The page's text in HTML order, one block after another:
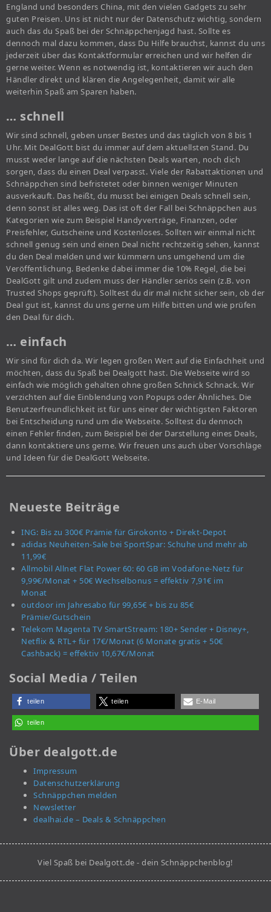
England und besonders China, mit den vielen Gadgets zu sehr
guten Preisen. Uns ist nicht nur der Datenschutz wichtig, sondern
auch das du Spaß bei der Schnäppchenjagd hast. Sollte es
dennoch mal dazu kommen, dass Du Hilfe brauchst, kannst du uns
jederzeit über das Kontaktformular erreichen und wir helfen dir
gerne weiter. Wenn es notwendig ist, kontaktieren wir auch den
Händler direkt und klären die Angelegenheit, damit wir alle
weiterhin Spaß am Sparen haben.
… schnell
Wir sind schnell, geben unser Bestes und das täglich von 8 bis 1
Uhr. Mit DealGott bist du immer auf dem aktuellsten Stand. Du
musst weder lange auf die nächsten Deals warten, noch dich
sorgen, dass du einen Deal verpasst. Viele der Rabattaktionen und
Schnäppchen sind befristetet oder binnen weniger Minuten
ausverkauft. Das heißt, du musst bei einigen Deals schnell sein,
denn sonst ist alles weg. Das ist oft der Fall bei Schnäppchen aus
Kategorien wie zum Beispiel Handyverträge, Finanzen, oder
Preisfehler, Gutscheine und Kostenloses. Sollten wir einmal nicht
schnell genug sein und einen Deal nicht rechtzeitig sehen, kannst
du den Deal melden und wir kümmern uns umgehend um die
Veröffentlichung. Bedenke dabei immer die 10% Regel, die bei
DealGott gilt und zudem muss der Händler seriös sein (z.B. von
Trusted Shops geprüft). Solltest du dir mal nicht sicher sein, ob der
Deal gut ist, kannst du uns gerne um Hilfe bitten und wie prüfen
den Deal für dich.
… einfach
Wir sind für dich da. Wir legen großen Wert auf die Einfachheit und
möchten, dass du Spaß bei Dealgott hast. Die Webseite wird so
einfach wie möglich gehalten ohne großen Schnick Schnack. Wir
verzichten auf die Einblendung von Popups oder Ähnliches. Die
Benutzerfreundlichkeit ist für uns einer der wichtigsten Faktoren
bei Entscheidung rund um die Webseite. Solltest du dennoch
einen Fehler finden, zum Beispiel bei der Darstellung eines Deals,
dann kontaktiere uns gerne. Wir freuen uns auch über Vorschläge
und Ideen für die DealGott Webseite.
Neueste Beiträge
ING: Bis zu 300€ Prämie für Girokonto + Direkt-Depot
adidas Neuheiten-Sale bei SportSpar: Schuhe und mehr ab
11,99€
Allmobil Allnet Flat Power 60: 60 GB im Vodafone-Netz für
9,99€/Monat + 50€ Wechselbonus = effektiv 7,91€ im
Monat
outdoor im Jahresabo für 99,65€ + bis zu 85€
Prämie/Gutschein
Telekom Magenta TV SmartStream: 180+ Sender + Disney+,
Netflix & RTL+ für 17€/Monat (6 Monate gratis + 50€
Cashback) = effektiv 10,67€/Monat
Social Media / Teilen
teilen teilen E-Mail
teilen
Über dealgott.de
Impressum
Datenschutzerklärung
Schnäppchen melden
Newsletter
dealhai.de – Deals & Schnäppchen
Viel Spaß bei Dealgott.de - dein Schnäppchenblog!